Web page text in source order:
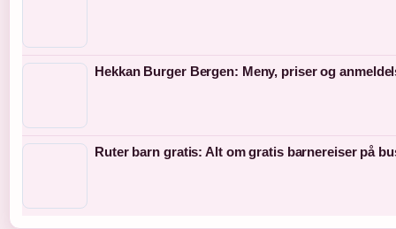
Hekkan Burger Bergen: Meny, priser og
Ruter barn gratis: Alt om gratis barnereiser på